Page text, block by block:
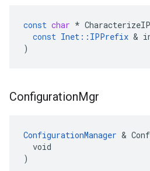
const char *
const Inet :: IPPrefix &
)
ConfigurationMgr
ConfigurationManager &
  void
)